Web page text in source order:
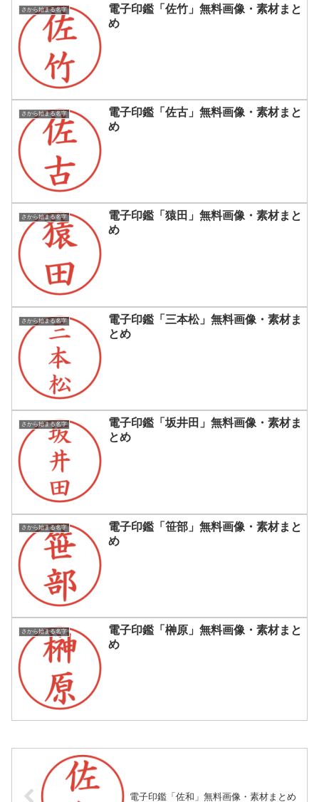
さから始まる名字
電子印鑑「佐竹」無料画像・素材まと
め
さから始まる名字
電子印鑑「佐古」無料画像・素材まと
め
さから始まる名字
電子印鑑「猿田」無料画像・素材まと
め
さから始まる名字
電子印鑑「三本松」無料画像・素材ま
とめ
さから始まる名字
電子印鑑「坂井田」無料画像・素材ま
とめ
さから始まる名字
電子印鑑「笹部」無料画像・素材まと
め
さから始まる名字
電子印鑑「榊原」無料画像・素材まと
め
電子印鑑「佐和」無料画像・素材まとめ